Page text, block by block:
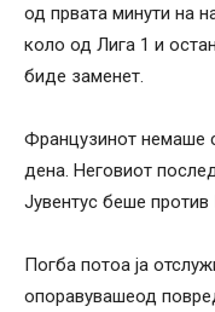
од првата минути на
коло од Лига 1 и
биде заменет.
Французинот немаше
дена. Неговиот
Јувентус беше
Погба потоа ја
опоравувашеод